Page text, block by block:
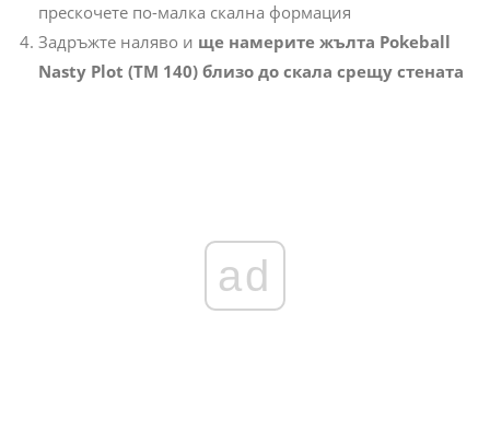
прескочете по-малка скална формация
Задръжте наляво и ще намерите жълта Pokeball
Nasty Plot (TM 140) близо до скала срещу стената
ad